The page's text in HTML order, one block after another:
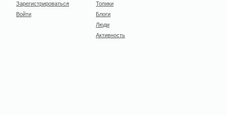
Зарегистрироваться
Войти
Топики
Блоги
Люди
Активность